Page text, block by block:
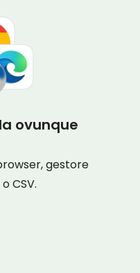
ovunque
gestore
CSV.